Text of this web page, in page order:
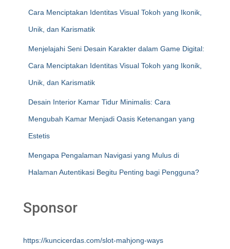
Cara Menciptakan Identitas Visual Tokoh yang Ikonik,
Unik, dan Karismatik
Menjelajahi Seni Desain Karakter dalam Game Digital:
Cara Menciptakan Identitas Visual Tokoh yang Ikonik,
Unik, dan Karismatik
Desain Interior Kamar Tidur Minimalis: Cara
Mengubah Kamar Menjadi Oasis Ketenangan yang
Estetis
Mengapa Pengalaman Navigasi yang Mulus di
Halaman Autentikasi Begitu Penting bagi Pengguna?
Sponsor
https://kuncicerdas.com/slot-mahjong-ways